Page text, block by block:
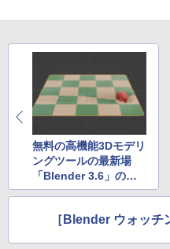
無料の高機能3Dモデリ
ングツールの最新場
「Blender 3.6」の
「シミュレーションノ
［Blender ウォッチ